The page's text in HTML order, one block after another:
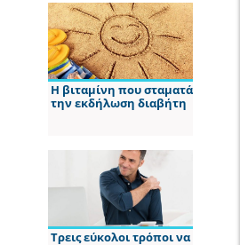
Η βιταμίνη που σταματά
την εκδήλωση διαβήτη
Τρεις εύκολοι τρόποι να